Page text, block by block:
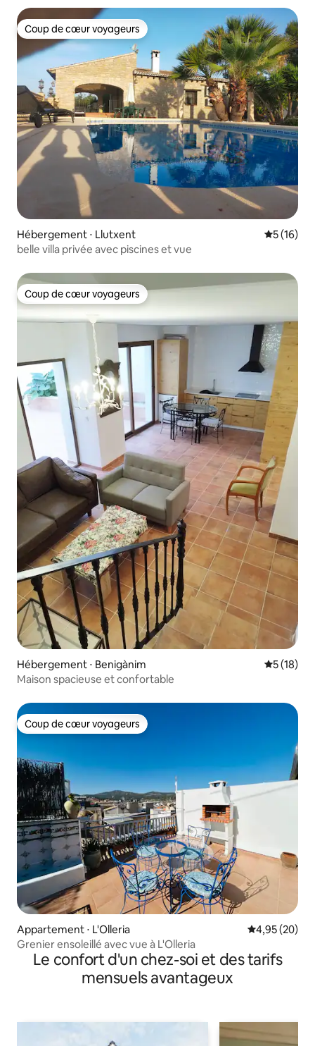
Coup de cœur voyageurs
Coup de cœur voyageurs
Hébergement ⋅ Llutxent
5 (16)
belle villa privée avec piscines et vue
Coup de cœur voyageurs
Coup de cœur voyageurs
Hébergement ⋅ Benigànim
5 (18)
Maison spacieuse et confortable
Coup de cœur voyageurs
Coup de cœur voyageurs
Appartement ⋅ L'Olleria Évaluation
4,95 (20)
Grenier ensoleillé avec vue à L'Olleria
Le confort d'un chez-soi et des tarifs
mensuels avantageux